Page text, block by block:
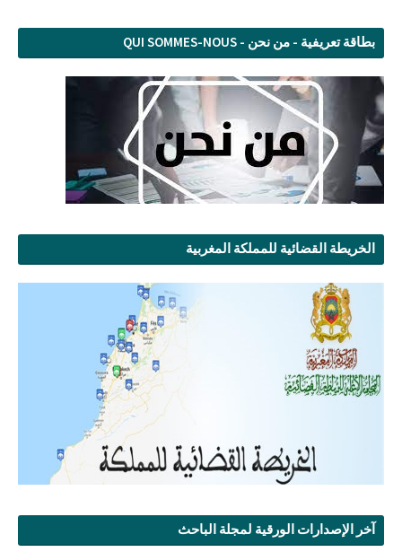
بطاقة تعريفية - من نحن - QUI SOMMES-NOUS
الخريطة القضائية للمملكة المغربية
آخر الإصدارات الورقية لمجلة الباحث